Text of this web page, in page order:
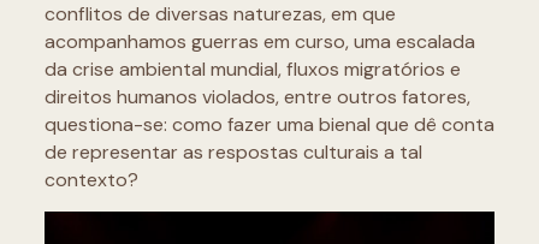
conflitos de diversas naturezas, em que
acompanhamos guerras em curso, uma escalada
da crise ambiental mundial, fluxos migratórios e
direitos humanos violados, entre outros fatores,
questiona-se: como fazer uma bienal que dê conta
de representar as respostas culturais a tal
contexto?